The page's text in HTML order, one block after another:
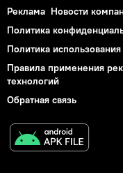
Реклама Новости
Политика
Политика
Правила применения
технологий
Обратная связь